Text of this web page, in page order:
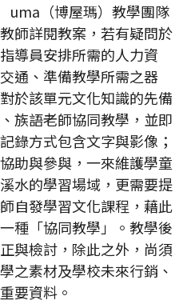
（博屋瑪）教學團隊
師詳閱教案，若有疑問於
導員安排所需的人力資
通、準備教學所需之器
於該單元文化知識的先備
族語老師協同教學，並即
錄方式包含文字與影像；
助與參與，一來維護學童
水的學習場域，更需要提
自發學習文化課程，藉此
種「協同教學」。教學後
與檢討，除此之外，尚須
之素材及學校未來行銷、
要資料。